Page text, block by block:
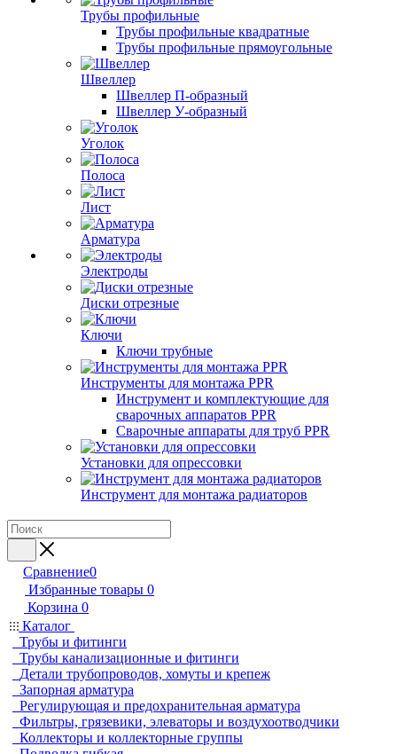
Трубы профильные
Трубы профильные квадратные
Трубы профильные прямоугольные
Швеллер
Швеллер П-образный
Швеллер У-образный
Уголок
Полоса
Лист
Арматура
Электроды
Диски отрезные
Ключи
Ключи трубные
Инструменты для монтажа PPR
Инструмент и комплектующие для
сварочных аппаратов PPR
Сварочные аппараты для труб PPR
Установки для опрессовки
Инструмент для монтажа радиаторов
Сравнение0
Избранные товары 0
Корзина 0
Каталог
Трубы и фитинги
Трубы канализационные и фитинги
Детали трубопроводов, хомуты и крепеж
Запорная арматура
Регулирующая и предохранительная арматура
Фильтры, грязевики, элеваторы и воздухоотводчики
Коллекторы и коллекторные группы